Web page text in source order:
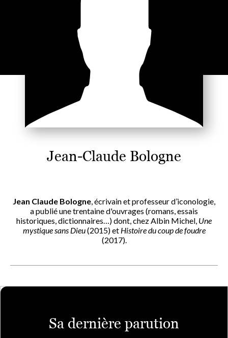
Jean-Claude Bologne
Jean Claude Bologne , écrivain et professeur d’iconologie,
a publié une trentaine d'ouvrages (romans, essais
historiques, dictionnaires…) dont, chez Albin Michel, Une
mystique sans Dieu(2015) et Histoire du coup de foudre
(2017).
Sa dernière parution